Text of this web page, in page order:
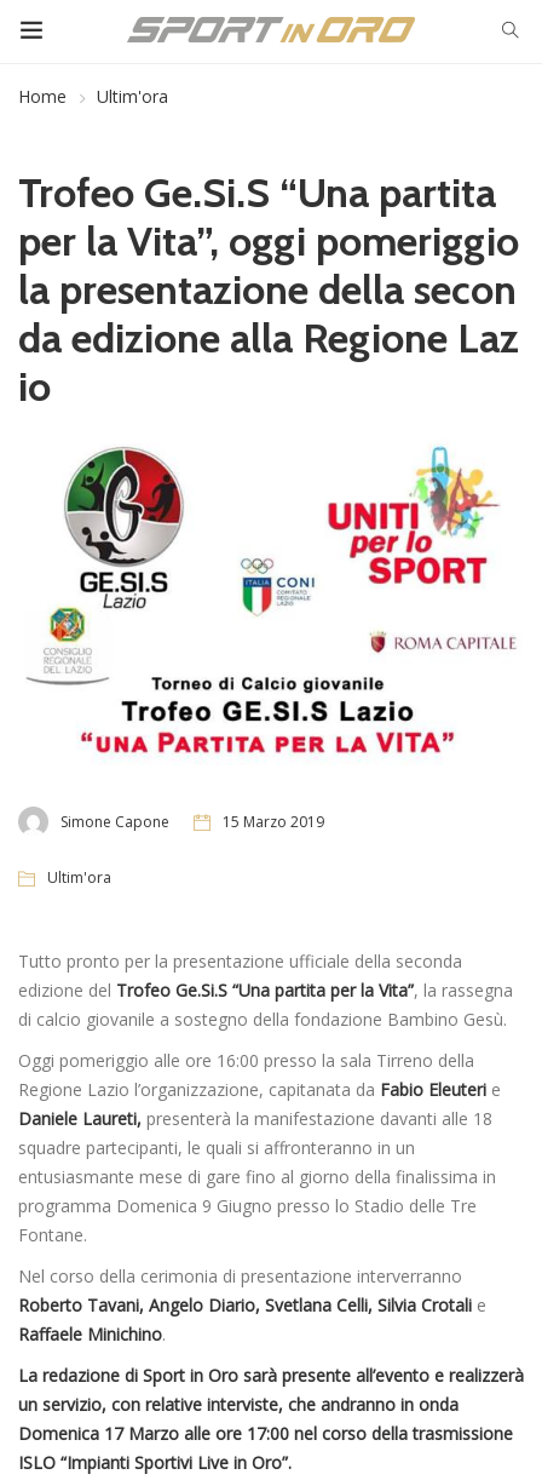
Home Ultim'ora
Trofeo Ge.Si.S “Una partita
per la Vita”, oggi pomeriggio
la presentazione della secon
da edizione alla Regione Laz
io
Simone Capone 15 Marzo 2019
Ultim'ora
Tutto pronto per la presentazione ufficiale della seconda
edizione del Trofeo Ge.Si.S “Una partita per la Vita”, la rassegna
di calcio giovanile a sostegno della fondazione Bambino Gesù.
Oggi pomeriggio alle ore 16:00 presso la sala Tirreno della
Regione Lazio l’organizzazione, capitanata da Fabio Eleuteri e
Daniele Laureti, presenterà la manifestazione davanti alle 18
squadre partecipanti, le quali si affronteranno in un
entusiasmante mese di gare fino al giorno della finalissima in
programma Domenica 9 Giugno presso lo Stadio delle Tre
Fontane.
Nel corso della cerimonia di presentazione interverranno
Roberto Tavani, Angelo Diario, Svetlana Celli, Silvia Crotali e
Raffaele Minichino.
La redazione di Sport in Oro sarà presente all’evento e realizzerà
un servizio, con relative interviste, che andranno in onda
Domenica 17 Marzo alle ore 17:00 nel corso della trasmissione
ISLO “Impianti Sportivi Live in Oro”.